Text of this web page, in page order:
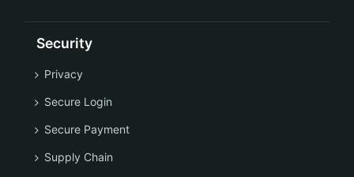
Security
Privacy
Secure Login
Secure Payment
Supply Chain